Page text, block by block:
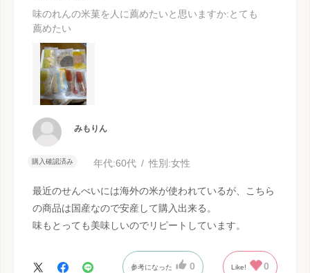
味のれんの米菓を人に薦めたいと思いますか:とても
薦めたい
みもりん
購入確認済み 年代:60代 性別:女性
最近のせんべいには海外の米が使われているが、こちら
の商品は国産なので安産して購入出来る。
味もとっても美味しいのでリピートしています。
参考になった 0 Like! 0